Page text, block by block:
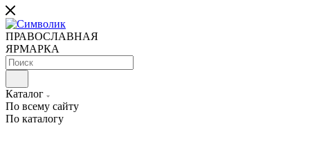
ПРАВОСЛАВНАЯ
ЯРМАРКА
Каталог
По всему сайту
По каталогу